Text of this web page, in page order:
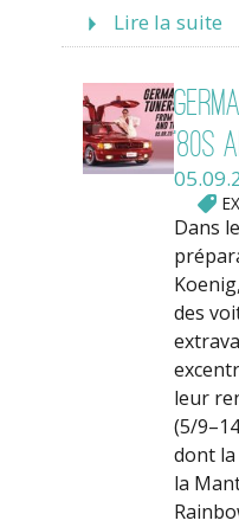
Lire la suite
’80s
Dans
des
leur
(5/
dont
la